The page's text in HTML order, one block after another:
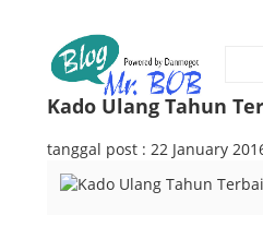
Kado Ulang Tahun
tanggal post : 22 January